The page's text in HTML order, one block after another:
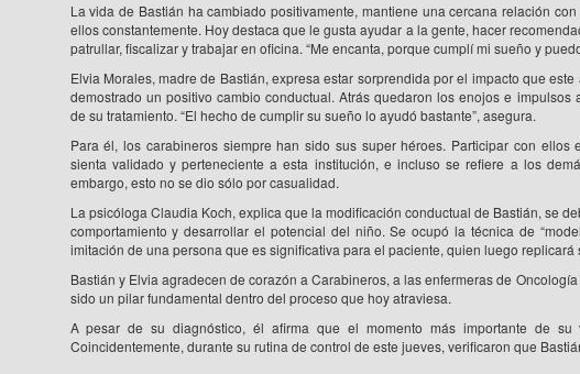
La vida de Bastián ha cambiado positivamente, mantiene una cercana relación
ellos constantemente. Hoy destaca que le gusta ayudar a la gente, hacer
patrullar, fiscalizar y trabajar en oficina. “Me encanta, porque cumplí mi sueño y
Elvia Morales, madre de Bastián, expresa estar sorprendida por el impacto que
demostrado un positivo cambio conductual. Atrás quedaron los enojos e impulsos
de su tratamiento. “El hecho de cumplir su sueño lo ayudó bastante”, asegura.
Para él, los carabineros siempre han sido sus super héroes. Participar con ellos
sienta validado y perteneciente a esta institución, e incluso se refiere a los
embargo, esto no se dio sólo por casualidad.
La psicóloga Claudia Koch, explica que la modificación conductual de Bastián, se
comportamiento y desarrollar el potencial del niño. Se ocupó la técnica de
imitación de una persona que es significativa para el paciente, quien luego replicará
Bastián y Elvia agradecen de corazón a Carabineros, a las enfermeras de
sido un pilar fundamental dentro del proceso que hoy atraviesa.
A pesar de su diagnóstico, él afirma que el momento más importante de
Coincidentemente, durante su rutina de control de este jueves, verificaron que